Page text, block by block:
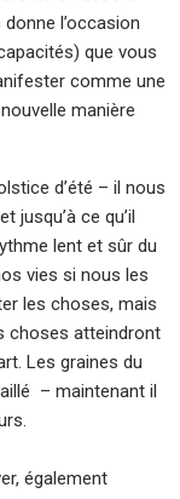
l’occasion
que vous
comme une
manière
d’été – il nous
jusqu’à ce qu’il
lent et sûr du
vies si nous les
les choses, mais
choses atteindront
Les graines du
– maintenant il
également